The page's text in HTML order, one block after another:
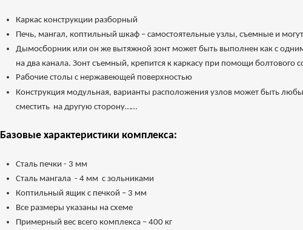
Каркас конструкции разборный
Печь, мангал, коптильный шкаф – самостоятельные узлы, съемные и
Дымосборник или он же вытяжной зонт может быть выполнен как с
на два канала. Зонт съемный, крепится к каркасу при помощи болтового
Рабочие столы с нержавеющей поверхностью
Конструкция модульная, варианты расположения узлов может быть
сместить на другую сторону……
Базовые характеристики комплекса:
Сталь печки - 3 мм
Сталь мангала - 4 мм с зольниками
Коптильный ящик с печкой – 3 мм
Все размеры указаны на схеме
Примерный вес всего комплекса – 400 кг